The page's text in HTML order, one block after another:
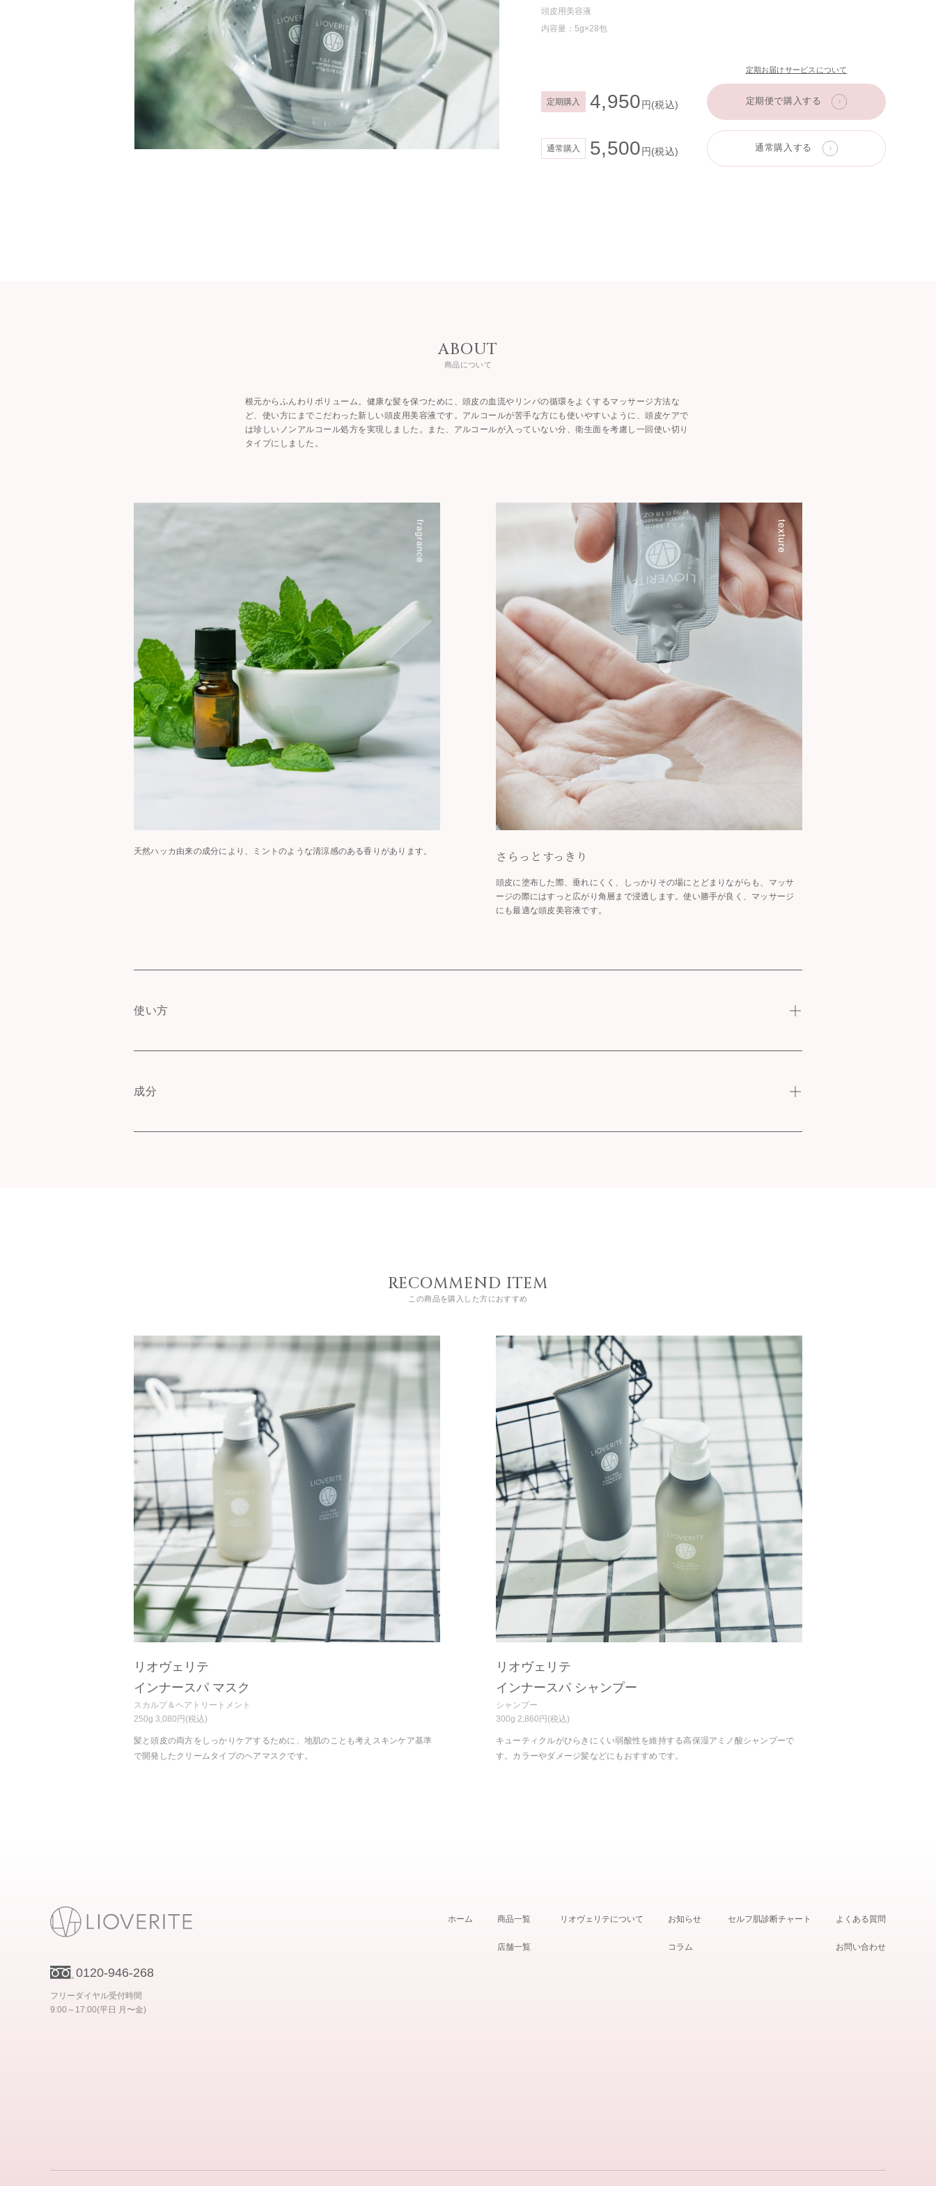
頭皮用美容液
内容量：5g×28包
定期購入 4,950 円(税込) 定期便で購入する
定期お届けサービスについて
通常購入 5,500 円(税込) 通常購入する
ABOUT
商品について
根元からふんわりボリューム。健康な髪を保つために、頭皮の血流やリンパの循環をよくするマッサージ方法な
ど、使い方にまでこだわった新しい頭皮用美容液です。アルコールが苦手な方にも使いやすいように、頭皮ケアで
は珍しいノンアルコール処方を実現しました。また、アルコールが入っていない分、衛生面を考慮し一回使い切り
タイプにしました。
天然ハッカ由来の成分により、ミントのような清涼感のある香りがあります。 さらっとすっきり
頭皮に塗布した際、垂れにくく、しっかりその場にとどまりながらも、マッサ
ージの際にはすっと広がり角層まで浸透します。使い勝手が良く、マッサージ
にも最適な頭皮美容液です。
使い方
成分
RECOMMEND ITEM
この商品を購入した方におすすめ
リオヴェリテ
インナースパ マスク
スカルプ＆ヘアトリートメント
250g 3,080円(税込)
髪と頭皮の両方をしっかりケアするために、地肌のことも考えスキンケア基準
で開発したクリームタイプのヘアマスクです。
リオヴェリテ
インナースパ シャンプー
シャンプー
300g 2,860円(税込)
キューティクルがひらきにくい弱酸性を維持する高保湿アミノ酸シャンプーで
す。カラーやダメージ髪などにもおすすめです。
0120-946-268
フリーダイヤル受付時間
9:00～17:00(平日 月〜金)
ホーム 商品一覧
店舗一覧
リオヴェリテについて お知らせ
コラム
セルフ肌診断チャート よくある質問
お問い合わせ